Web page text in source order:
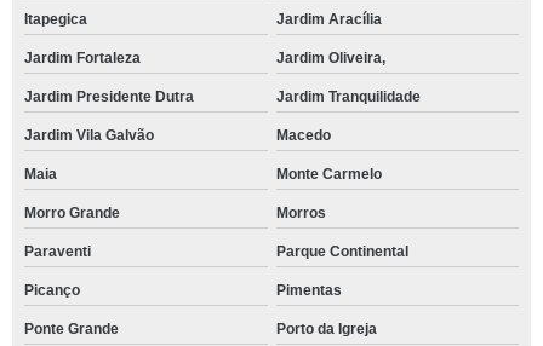
Itapegica Jardim Aracília
Jardim Fortaleza Jardim Oliveira,
Jardim Presidente Dutra Jardim Tranquilidade
Jardim Vila Galvão Macedo
Maia Monte Carmelo
Morro Grande Morros
Paraventi Parque Continental
Picanço Pimentas
Ponte Grande Porto da Igreja